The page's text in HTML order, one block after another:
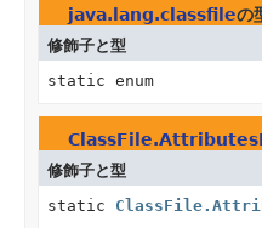
java.lang.classfileの
修飾子と型
static enum
修飾子と型
static